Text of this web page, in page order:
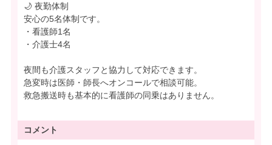
🌙 夜勤体制
安心の5名体制です。
・看護師1名
・介護士4名
夜間も介護スタッフと協力して対応できます。
急変時は医師・師長へオンコールで相談可能。
救急搬送時も基本的に看護師の同乗はありません。
コメント